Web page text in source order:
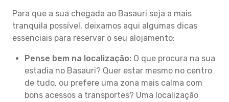
Para que a sua chegada ao Basauri seja a mais
tranquila possível, deixamos aqui algumas dicas
essenciais para reservar o seu alojamento:
Pense bem na localização: O que procura na sua
estadia no Basauri? Quer estar mesmo no centro
de tudo, ou prefere uma zona mais calma com
bons acessos a transportes? Uma localização